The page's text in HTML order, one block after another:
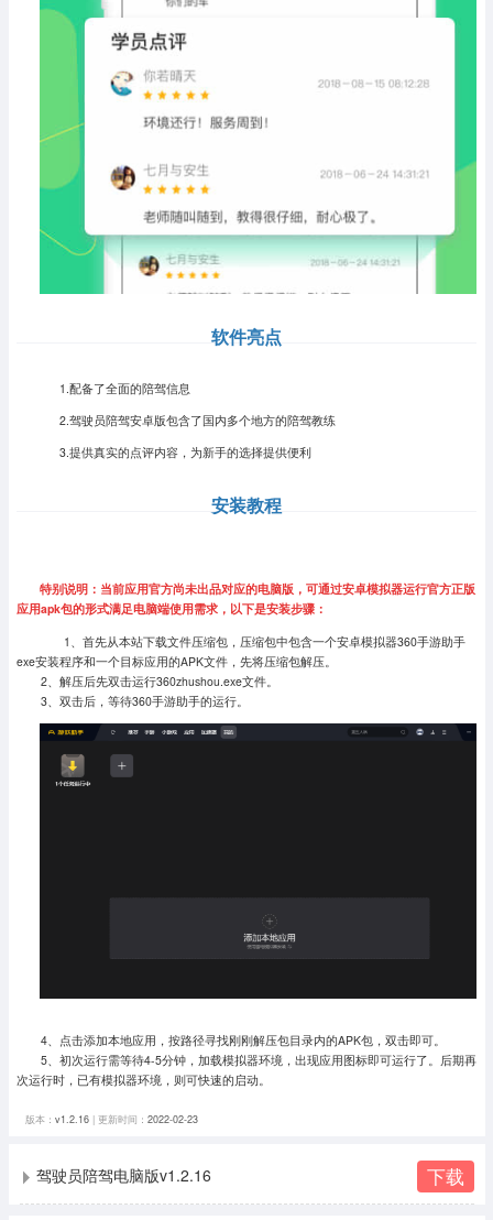
软件亮点
1.配备了全面的陪驾信息
2.驾驶员陪驾安卓版包含了国内多个地方的陪驾教练
3.提供真实的点评内容，为新手的选择提供便利
安装教程
特别说明：当前应用官方尚未出品对应的电脑版，可通过安卓模拟器运行官方正版
应用apk包的形式满足电脑端使用需求，以下是安装步骤：
1、首先从本站下载文件压缩包，压缩包中包含一个安卓模拟器360手游助手
exe安装程序和一个目标应用的APK文件，先将压缩包解压。
2、解压后先双击运行360zhushou.exe文件。
3、双击后，等待360手游助手的运行。
4、点击添加本地应用，按路径寻找刚刚解压包目录内的APK包，双击即可。
5、初次运行需等待4-5分钟，加载模拟器环境，出现应用图标即可运行了。 后期再
次运行时，已有模拟器环境，则可快速的启动。
版本： v1.2.16| 更新时间： 2022-02-23
驾驶员陪驾电脑版v1.2.16 下载